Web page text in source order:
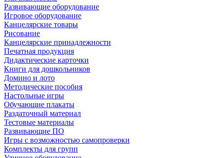
Развивающие оборудование
Игровое оборудование
Канцелярские товары
Рисование
Канцелярские принадлежности
Печатная продукция
Дидактические карточки
Книги для дошкольников
Домино и лото
Методические пособия
Настольные игры
Обучающие плакаты
Раздаточный материал
Тестовые материалы
Развивающие ПО
Игры с возможностью самопроверки
Комплекты для групп